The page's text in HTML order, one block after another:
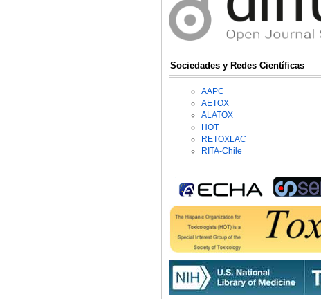
Sociedades y Redes Científicas
AAPC
AETOX
ALATOX
HOT
RETOXLAC
RITA-Chile